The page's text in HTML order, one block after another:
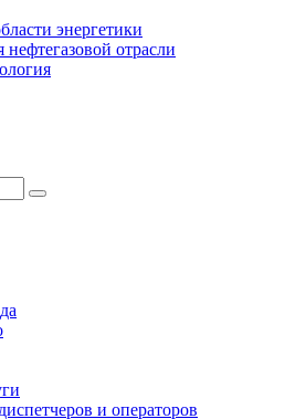
энергетики
отрасли
и операторов